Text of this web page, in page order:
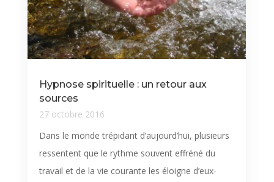
Hypnose spirituelle : un retour aux
sources
27 octobre 2016
Dans le monde trépidant d’aujourd’hui, plusieurs
ressentent que le rythme souvent effréné du
travail et de la vie courante les éloigne d’eux-